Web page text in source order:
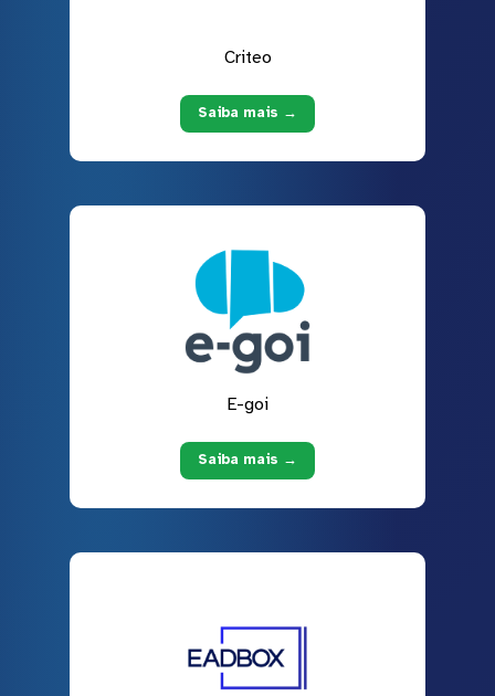
Criteo
Saiba mais →
E-goi
Saiba mais →